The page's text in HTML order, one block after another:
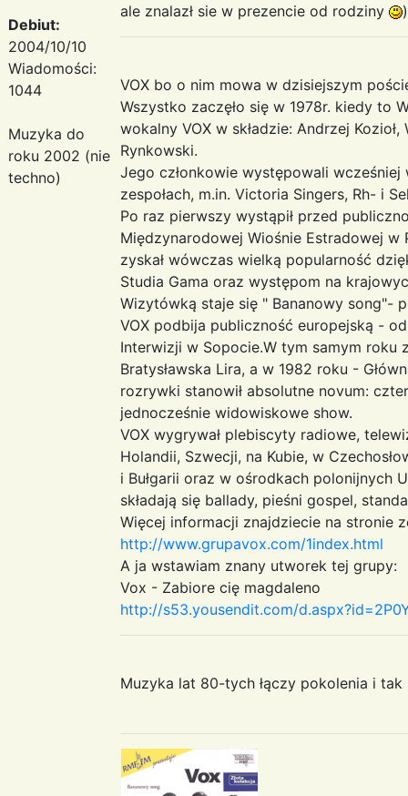
Debiut:
2004/10/10
Wiadomości:
1044
Muzyka do
roku 2002 (nie
techno)
ale znalazł sie w prezencie od rodziny
VOX bo o nim mowa w dzisiejszym
Wszystko zaczęło się w 1978r. kiedy to
wokalny VOX w składzie: Andrzej
Rynkowski.
Jego członkowie występowali
zespołach, m.in. Victoria Singers, Rh- i
Po raz pierwszy wystąpił przed
Międzynarodowej Wiośnie Estradowej
zyskał wówczas wielką popularność
Studia Gama oraz występom na
Wizytówką staje się " Bananowy song"-
VOX podbija publiczność europejską -
Interwizji w Sopocie.W tym samym roku
Bratysławska Lira, a w 1982 roku -
rozrywki stanowił absolutne novum:
jednocześnie widowiskowe show.
VOX wygrywał plebiscyty radiowe,
Holandii, Szwecji, na Kubie, w
i Bułgarii oraz w ośrodkach polonijnych
składają się ballady, pieśni gospel,
Więcej informacji znajdziecie na stronie
http://www.grupavox.com/1index.html
A ja wstawiam znany utworek tej grupy:
Vox - Zabiore cię magdaleno
http://s53.yousendit.com/
Muzyka lat 80-tych łączy pokolenia i